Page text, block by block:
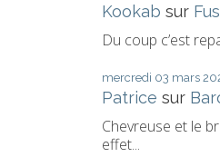
Kookab sur
Du coup c’est
mercredi 03 mars
Patrice sur
Chevreuse et le
effet...